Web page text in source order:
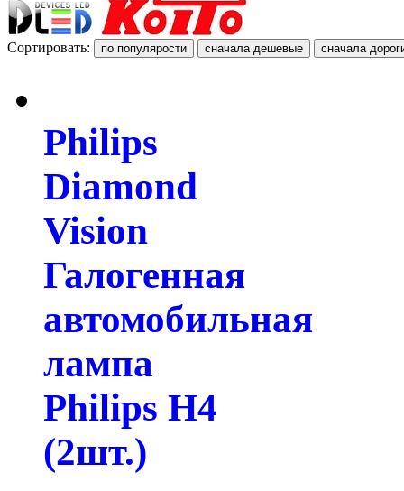
Сортировать:
Philips
Diamond
Vision
Галогенная
автомобильная
лампа
Philips H4
(2шт.)